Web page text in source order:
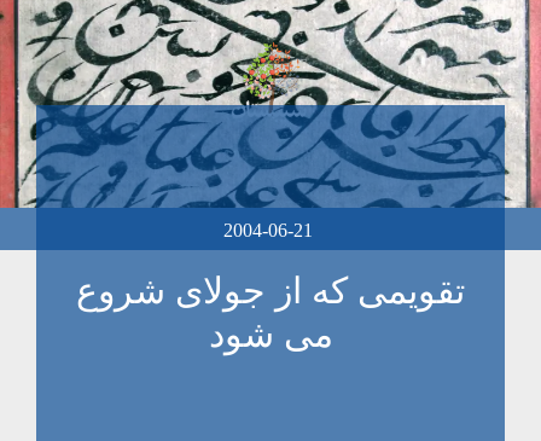
2004-06-21
تقويمی که از جولای شروع
می شود